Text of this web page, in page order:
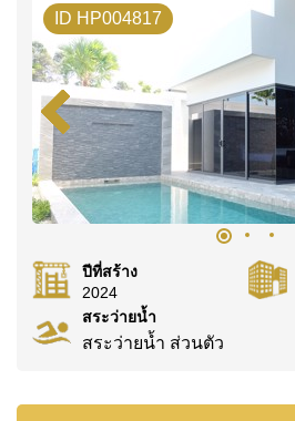
ติดต่อ Cornerstone Real Estate
หรือ อีเมล
WhatsApp ของสำนักงาน:
@cornerstonepattaya
ID HP004817
ปีที่สร้าง
2024
สระว่ายน้ำ
สระว่ายน้ำ ส่วนตัว